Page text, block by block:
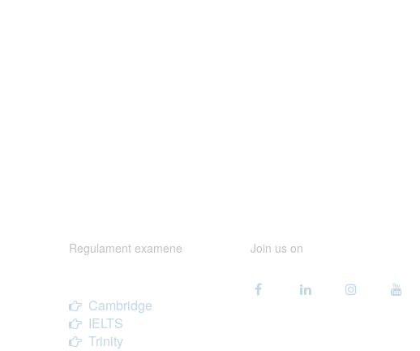
Regulament examene
Cambridge
IELTS
Trinity
Join us on